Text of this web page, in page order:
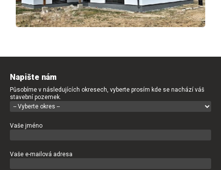
Napište nám
Působíme v následujících okresech, vyberte prosím kde se nachází váš
stavební pozemek.
Vaše jméno
Vaše e-mailová adresa